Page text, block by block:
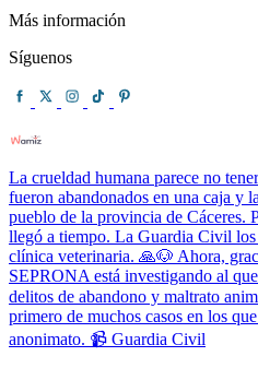
Más información
Síguenos
La crueldad humana parece no
fueron abandonados en una caja y
pueblo de la provincia de Cáceres.
llegó a tiempo. La Guardia Civil los
clínica veterinaria. 🙏🐶 Ahora,
SEPRONA está investigando al
delitos de abandono y maltrato
primero de muchos casos en los
anonimato. 📹 Guardia Civil